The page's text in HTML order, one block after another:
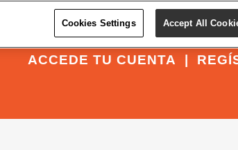
ACCEDE TU CUENTA
Cookies Settings Accept All